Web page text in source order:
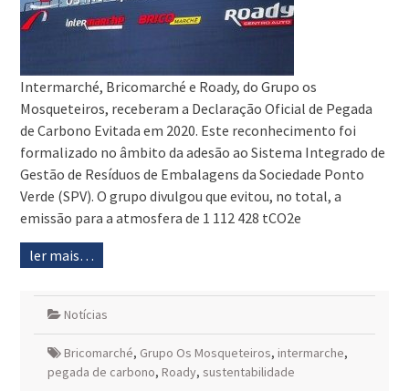
Intermarché, Bricomarché e Roady, do Grupo os
Mosqueteiros, receberam a Declaração Oficial de Pegada
de Carbono Evitada em 2020. Este reconhecimento foi
formalizado no âmbito da adesão ao Sistema Integrado de
Gestão de Resíduos de Embalagens da Sociedade Ponto
Verde (SPV). O grupo divulgou que evitou, no total, a
emissão para a atmosfera de 1 112 428 tCO2e
ler mais…
Notícias
Bricomarché, Grupo Os Mosqueteiros, intermarche,
pegada de carbono, Roady, sustentabilidade